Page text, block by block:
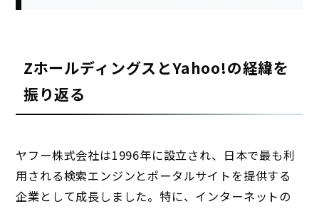
ZホールディングスとYahoo!の経緯を
振り返る
ヤフー株式会社は1996年に設立され、日本で最も利
用される検索エンジンとポータルサイトを提供する
企業として成長しました。特に、インターネットの